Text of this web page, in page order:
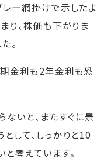
レー網掛けで示したよ
り、株価も下がりま
。
金利も2年金利も恐
ないと、またすぐに景
して、しっかりと10
考えています。